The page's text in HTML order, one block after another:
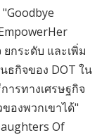
กระดับ และเพิ่ม
กิจของ DOT ใน
ารทางเศรษฐกิจ
องพวกเขาได้"
Of